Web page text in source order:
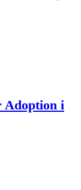
Adoption i